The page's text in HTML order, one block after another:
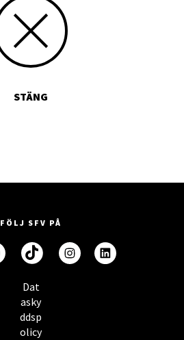
STÄNG
FÖLJ SFV PÅ
Dat
asky
ddsp
olicy